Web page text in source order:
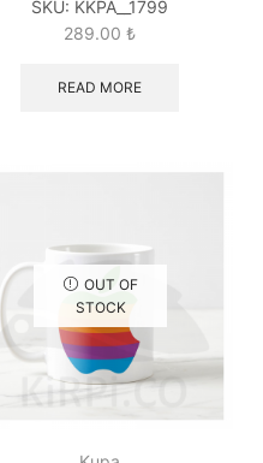
SKU: KKPA__1799
289.00 ₺
READ MORE
OUT OF
STOCK